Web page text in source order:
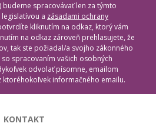
budeme spracovávať len za týmto
a zásadami ochrany
kliknutím na odkaz, ktorý vám
na odkaz zároveň prehlasujete, že
tak ste požiadal/a svojho zákonného
spracovaním vašich osobných
odvolať písomne, emailom
ktoréhokoľvek informačného emailu.
KONTAKT